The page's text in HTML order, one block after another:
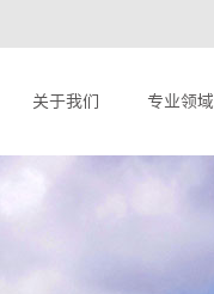
关于我们 专业领域